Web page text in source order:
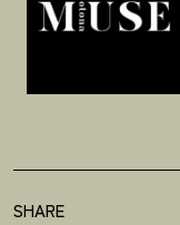
SHARE